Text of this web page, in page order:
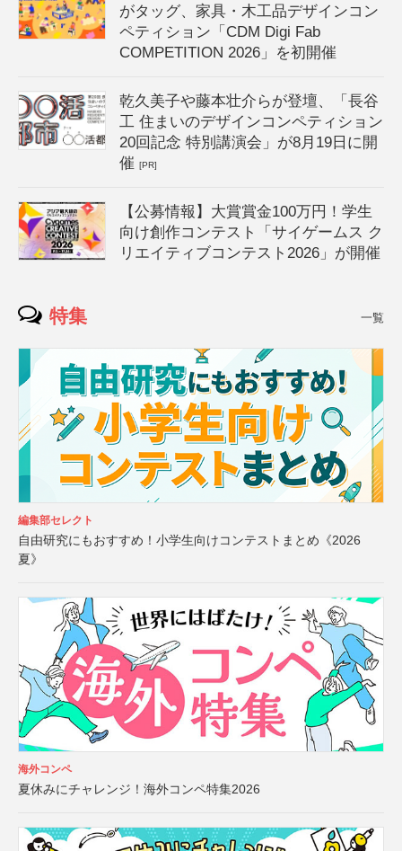
がタッグ、家具・木工品デザインコン
ペティション「CDM Digi Fab
COMPETITION 2026」を初開催
乾久美子や藤本壮介らが登壇、「長谷
工 住まいのデザインコンペティション
20回記念 特別講演会」が8月19日に開
催[PR]
【公募情報】大賞賞金100万円！学生
向け創作コンテスト「サイゲームス ク
リエイティブコンテスト2026」が開催
特集 一覧
編集部セレクト
自由研究にもおすすめ！小学生向けコンテストまとめ《2026
夏》
海外コンペ
夏休みにチャレンジ！海外コンペ特集2026